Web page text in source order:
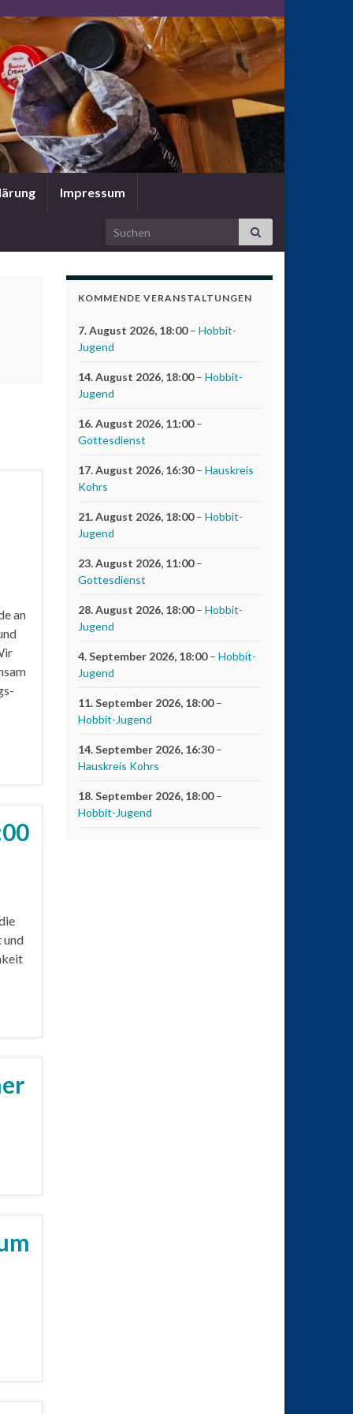
Impressum
Search for:
an
und
KOMMENDE VERANSTALTUNGEN
7. August 2026, 18:00– Hobbit-
Jugend
14. August 2026, 18:00– Hobbit-
Jugend
16. August 2026, 11:00–
Gottesdienst
17. August 2026, 16:30– Hauskreis
Kohrs
21. August 2026, 18:00– Hobbit-
Jugend
23. August 2026, 11:00–
Gottesdienst
28. August 2026, 18:00– Hobbit-
Jugend
4. September 2026, 18:00– Hobbit-
Jugend
11. September 2026, 18:00–
Hobbit-Jugend
14. September 2026, 16:30–
Hauskreis Kohrs
18. September 2026, 18:00–
Hobbit-Jugend